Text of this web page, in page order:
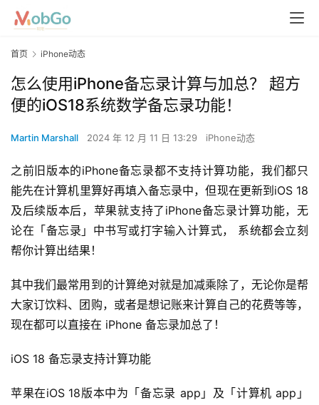
首页 iPhone动态
怎么使用iPhone备忘录计算与加总？ 超方
便的iOS18系统数学备忘录功能！
Martin Marshall 2024 年 12 月 11 日 13:29 iPhone动态
之前旧版本的iPhone备忘录都不支持计算功能，我们都只
能先在计算机里算好再填入备忘录中，但现在更新到iOS 18
及后续版本后，苹果就支持了iPhone备忘录计算功能，无
论在「备忘录」中书写或打字输入计算式， 系统都会立刻
帮你计算出结果！
其中我们最常用到的计算绝对就是加减乘除了，无论你是帮
大家订饮料、团购，或者是想记账来计算自己的花费等等，
现在都可以直接在 iPhone 备忘录加总了！
iOS 18 备忘录支持计算功能
苹果在iOS 18版本中为「备忘录 app」及「计算机 app」